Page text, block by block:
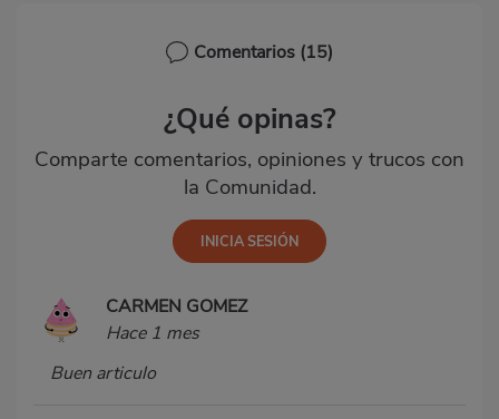
Comentarios (15)
¿Qué opinas?
Comparte comentarios, opiniones y trucos con
la Comunidad.
CARMEN GOMEZ
Hace 1 mes
Buen articulo